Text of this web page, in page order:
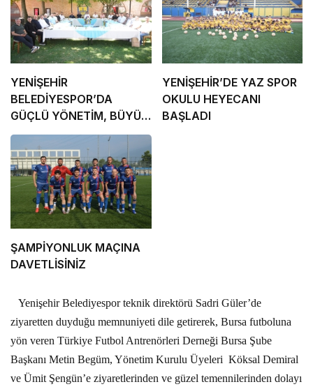
YENİŞEHİR
BELEDİYESPOR’DA
GÜÇLÜ YÖNETİM, BÜYÜK
HEDEFLER
YENİŞEHİR’DE YAZ SPOR
OKULU HEYECANI
BAŞLADI
ŞAMPİYONLUK MAÇINA
DAVETLİSİNİZ
Yenişehir Belediyespor teknik direktörü Sadri Güler’de
ziyaretten duyduğu memnuniyeti dile getirerek, Bursa futboluna
yön veren Türkiye Futbol Antrenörleri Derneği Bursa Şube
Başkanı Metin Begüm, Yönetim Kurulu Üyeleri Köksal Demiral
ve Ümit Şengün’e ziyaretlerinden ve güzel temennilerinden dolayı